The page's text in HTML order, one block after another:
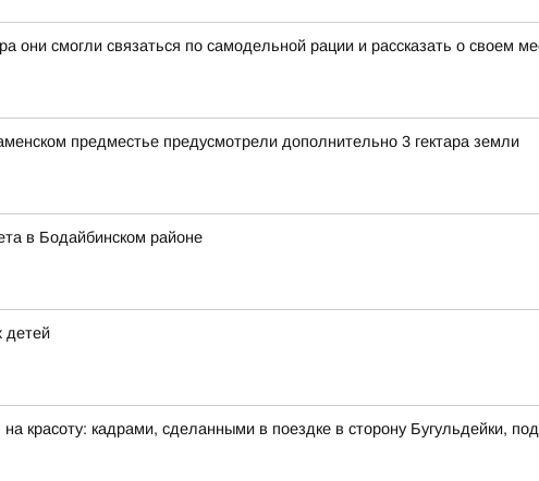
они смогли связаться по самодельной рации и рассказать о своем
предместье предусмотрели дополнительно 3 гектара земли
в Бодайбинском районе
детей
красоту: кадрами, сделанными в поездке в сторону Бугульдейки,